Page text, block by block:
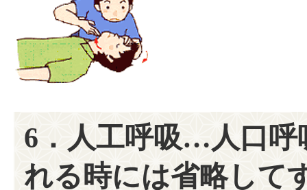
6．人工呼吸…人口呼
れる時には省略して